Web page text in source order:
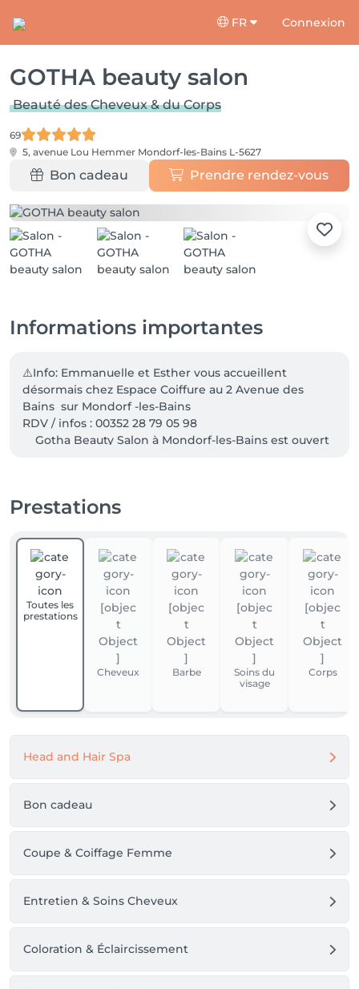
FR Connexion
GOTHA beauty salon
Beauté des Cheveux & du Corps
69
5, avenue Lou Hemmer Mondorf-les-Bains L-5627
Bon cadeau Prendre rendez-vous
Informations importantes
⚠️Info: Emmanuelle et Esther vous accueillent
désormais chez Espace Coiffure au 2 Avenue des
Bains  sur Mondorf -les-Bains
RDV / infos : 00352 28 79 05 98
    Gotha Beauty Salon à Mondorf-les-Bains est ouvert
Anglais 🇬🇧
Prestations
Toutes les
prestations
Cheveux Barbe
Soins du
visage
Corps
Head and Hair Spa
Bon cadeau
Coupe & Coiffage Femme
Entretien & Soins Cheveux
Coloration & Éclaircissement